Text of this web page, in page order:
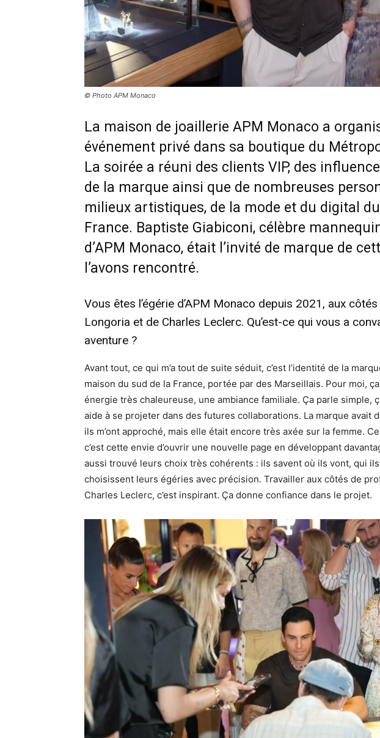
© Photo APM Monaco
La maison de joaillerie APM Monaco a
événement privé dans sa boutique du
La soirée a réuni des clients VIP, des
de la marque ainsi que de nombreuses
milieux artistiques, de la mode et du digital
France. Baptiste Giabiconi, célèbre
d’APM Monaco, était l’invité de marque de
l’avons rencontré.
Vous êtes l’égérie d’APM Monaco depuis 2021, aux côtés
Longoria et de Charles Leclerc. Qu’est-ce qui vous a
aventure ?
Avant tout, ce qui m’a tout de suite séduit, c’est l’identité de la
maison du sud de la France, portée par des Marseillais. Pour moi,
énergie très chaleureuse, une ambiance familiale. Ça parle simple,
aide à se projeter dans des futures collaborations. La marque avait
ils m’ont approché, mais elle était encore très axée sur la femme.
c’est cette envie d’ouvrir une nouvelle page en développant
aussi trouvé leurs choix très cohérents : ils savent où ils vont, qui
choisissent leurs égéries avec précision. Travailler aux côtés de
Charles Leclerc, c’est inspirant. Ça donne confiance dans le projet.